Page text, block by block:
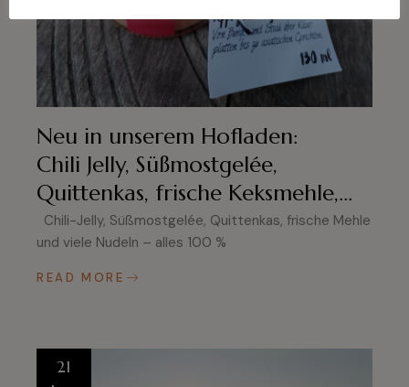
Neu in unserem Hofladen:
Chili Jelly, Süßmostgelée,
Quittenkas, frische Keksmehle,…
Chili-Jelly, Süßmostgelée, Quittenkas, frische Mehle
und viele Nudeln – alles 100 %
READ MORE
21